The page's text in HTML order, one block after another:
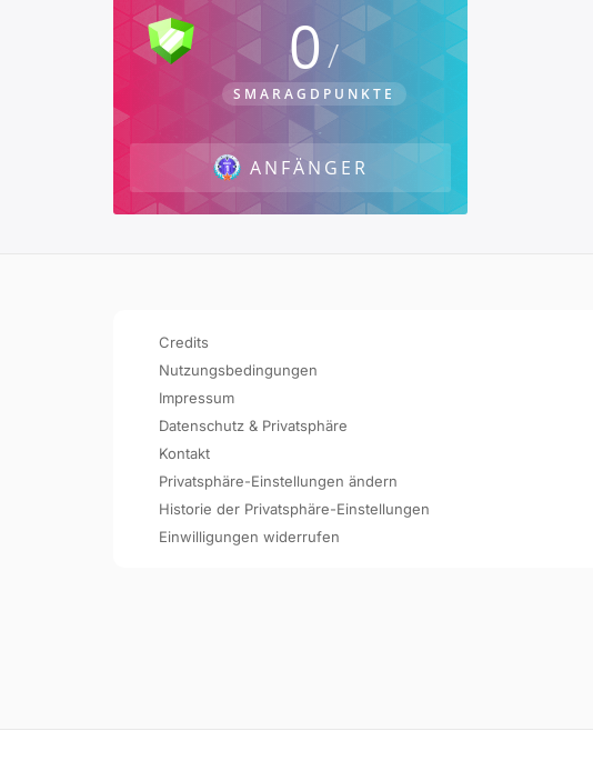
0
SMARAGDPUNKTE
ANFÄNGER
Credits
Nutzungsbedingungen
Impressum
Datenschutz & Privatsphäre
Kontakt
Privatsphäre-Einstellungen ändern
Historie der Privatsphäre-Einstellungen
Einwilligungen widerrufen